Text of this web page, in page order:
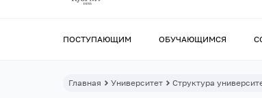
ПОСТУПАЮЩИМ ОБУЧАЮЩИМСЯ
Главная Университет Структура